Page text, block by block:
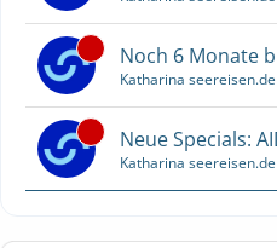
Noch 6 Monate
Katharina seereisen.de
Neue Specials:
Katharina seereisen.de